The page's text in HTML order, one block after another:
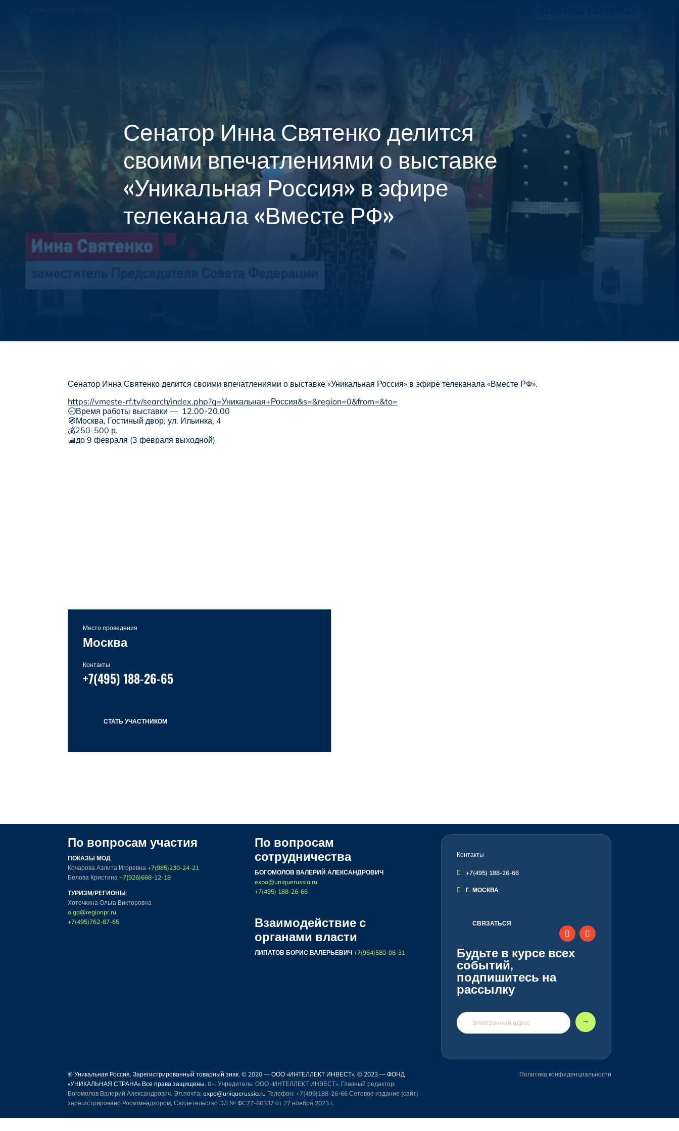
Сенатор Инна Святенко делится
своими впечатлениями о выставке
«Уникальная Россия» в эфире
телеканала «Вместе РФ»
Сенатор Инна Святенко делится своими впечатлениями о выставке «Уникальная Россия» в эфире телеканала «Вместе РФ».
https://vmeste-rf.tv/search/index.php?q=Уникальная+Россия&s=&region=0&from=&to=
🕤Время работы выставки — 12.00-20.00
🧭Москва, Гостиный двор, ул. Ильинка, 4
💰250-500 р.
📅до 9 февраля (3 февраля выходной)
Место проведения
Москва
Контакты
+7(495) 188-26-65
СТАТЬ УЧАСТНИКОМ
По вопросам участия
ПОКАЗЫ МОД
Кочарова Аэлита Игоревна+7(985)230-24-21
Белова Кристина+7(926)668-12-18
ТУРИЗМ/РЕГИОНЫ:
Хоточкина Ольга Викторовна
olga@regionpr.ru
+7(495)762-87-65
По вопросам
сотрудничества
БОГОМОЛОВ ВАЛЕРИЙ АЛЕКСАНДРОВИЧ
expo@uniquerussia.ru
+7(495) 188-26-66
Взаимодействие с
органами власти
ЛИПАТОВ БОРИС ВАЛЕРЬЕВИЧ +7(964)580-08-31
Контакты
 +7(495) 188-26-66
 Г. МОСКВА
СВЯЗАТЬСЯ
Будьте в курсе всех
событий,
подпишитесь на
рассылку
🠒
® Уникальная Россия. Зарегистрированный товарный знак. © 2020 — ООО «ИНТЕЛЛЕКТ ИНВЕСТ». © 2023 — ФОНД
«УНИКАЛЬНАЯ СТРАНА» Все права защищены. 6+. Учредитель: ООО «ИНТЕЛЛЕКТ ИНВЕСТ». Главный редактор:
Богомолов Валерий Александрович. Эл.почта:expo@uniquerussia.ru Телефон: +7(495)188-26-66Сетевое издание (сайт)
зарегистрировано Роскомнадзором, Свидетельство ЭЛ № ФС77-86337 от 27 ноября 2023 г.
Политика конфиденциальности